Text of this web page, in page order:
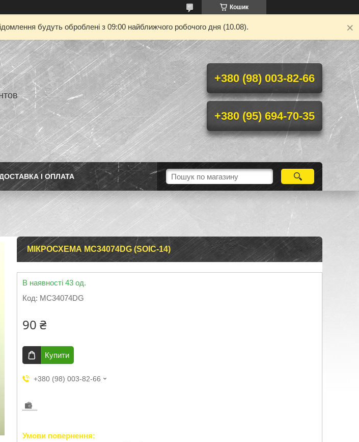
Кошик
будуть оброблені з 09:00 найближчого робочого дня (10.08).
+380 (98) 003-82-66
+380 (95) 694-70-35
І ОПЛАТА
МІКРОСХЕМА MC34074DG (SOIC-14)
В наявності 43 од.
Код: MC34074DG
90 ₴
Купити
+380 (98) 003-82-66